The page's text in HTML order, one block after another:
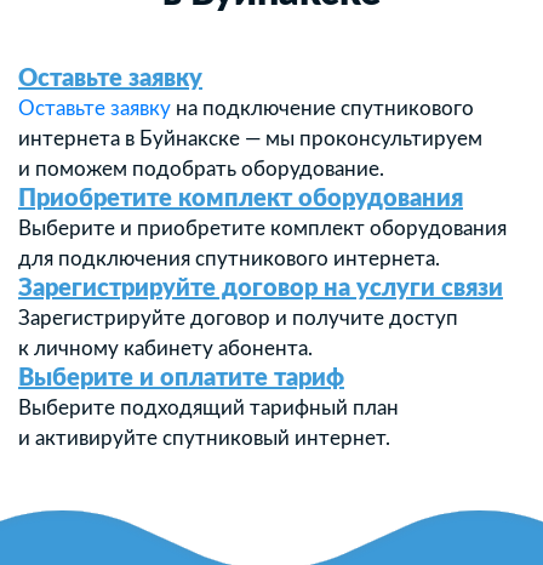
Оставьте заявку
Оставьте заявку на подключение спутникового
интернета в Буйнакске — мы проконсультируем
и поможем подобрать оборудование.
Приобретите комплект оборудования
Выберите и приобретите комплект оборудования
для подключения спутникового интернета.
Зарегистрируйте договор на услуги связи
Зарегистрируйте договор и получите доступ
к личному кабинету абонента.
Выберите и оплатите тариф
Выберите подходящий тарифный план
и активируйте спутниковый интернет.